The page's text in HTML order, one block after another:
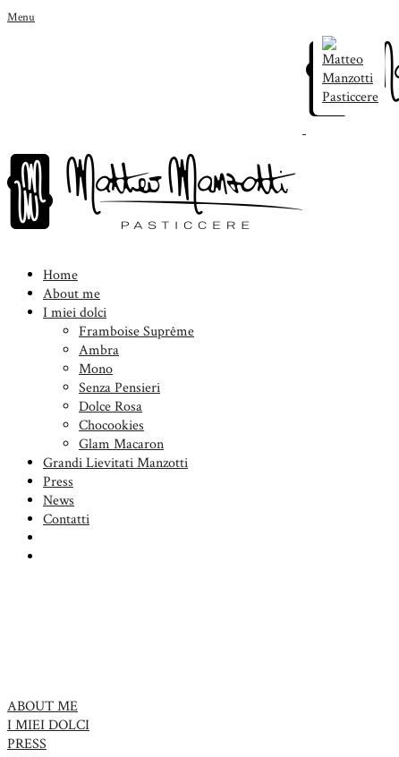
Menu
Home
About me
I miei dolci
Framboise Suprême
Ambra
Mono
Senza Pensieri
Dolce Rosa
Chocookies
Glam Macaron
Grandi Lievitati Manzotti
Press
News
Contatti
ABOUT ME
I MIEI DOLCI
PRESS